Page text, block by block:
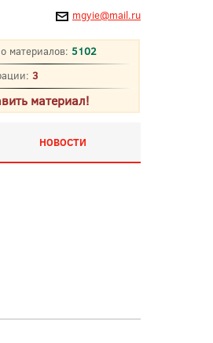
mgyie@mail.ru
материалов: 5102
3
материал!
НОВОСТИ